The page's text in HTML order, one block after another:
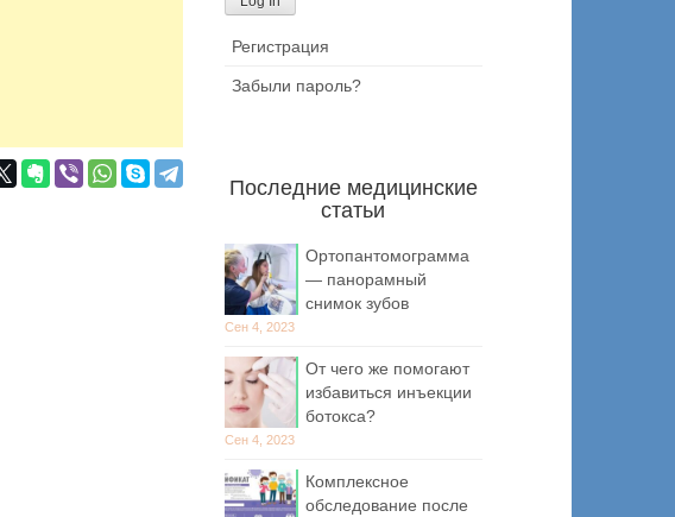
Регистрация
Забыли пароль?
Последние медицинские
статьи
Ортопантомограмма
— панорамный
снимок зубов
Сен 4, 2023
От чего же помогают
избавиться инъекции
ботокса?
Сен 4, 2023
Комплексное
обследование после